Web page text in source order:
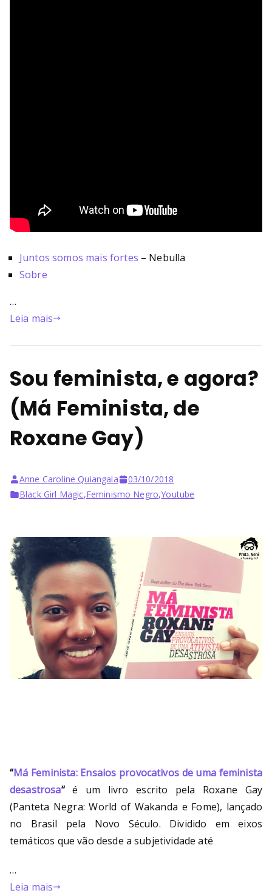
Juntos somos mais fortes – Nebulla
Sobre
…
Leia mais
Sou feminista, e agora?
(Má Feminista, de
Roxane Gay)
Anne Caroline Quiangala
03/10/2018
Black Girl Magic,Feminismo Negro,Youtube
“Má Feminista: Ensaios provocativos de uma feminista
desastrosa“é um livro escrito pela Roxane Gay
(Panteta Negra: World of Wakanda e Fome), lançado
no Brasil pela Novo Século. Dividido em eixos
temáticos que vão desde a subjetividade até
…
Leia mais